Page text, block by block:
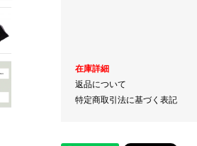
在庫詳細
返品について
特定商取引法に基づく表記